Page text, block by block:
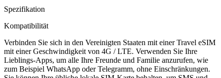
Spezifikation
Kompatibilität
Verbinden Sie sich in den Vereinigten Staaten mit einer Travel eSIM
mit einer Geschwindigkeit von 4G / LTE. Verwenden Sie Ihre
Lieblings-Apps, um alle Ihre Freunde und Familie anzurufen, wie
zum Beispiel WhatsApp oder Telegramm, ohne Einschränkungen.